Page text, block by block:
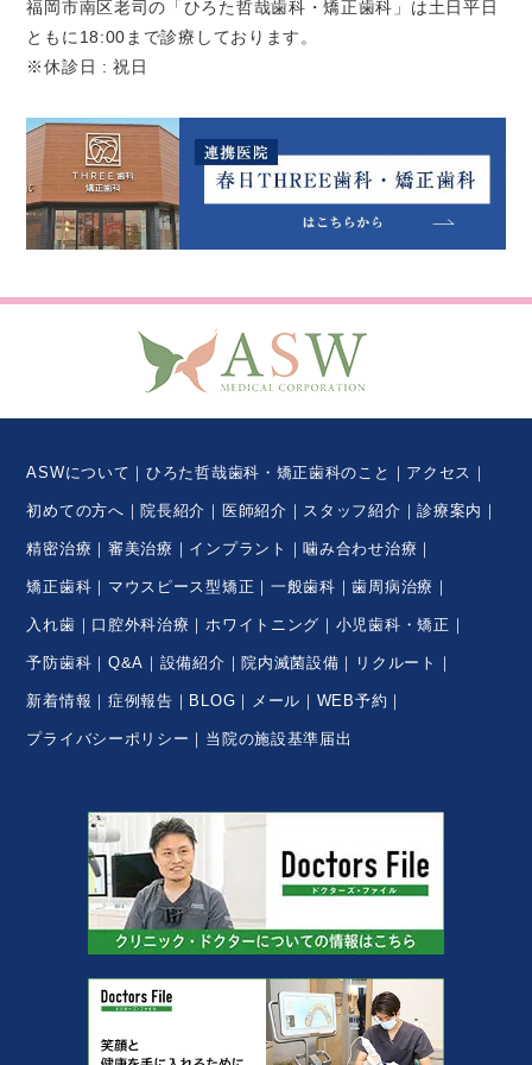
福岡市南区老司の「ひろた哲哉歯科・矯正歯科」は土日平日
ともに18:00まで診療しております。
※休診日 : 祝日
ASWについて ひろた哲哉歯科・矯正歯科のこと アクセス
初めての方へ 院長紹介 医師紹介 スタッフ紹介 診療案内
精密治療 審美治療 インプラント 噛み合わせ治療
矯正歯科 マウスピース型矯正 一般歯科 歯周病治療
入れ歯 口腔外科治療 ホワイトニング 小児歯科・矯正
予防歯科 Q&A 設備紹介 院内滅菌設備 リクルート
新着情報 症例報告 BLOG メール WEB予約
プライバシーポリシー 当院の施設基準届出